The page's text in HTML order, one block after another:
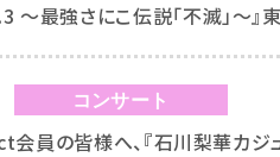
～最強さにこ伝説「不滅」～
コンサート
員の皆様へ、『石川梨華カジ